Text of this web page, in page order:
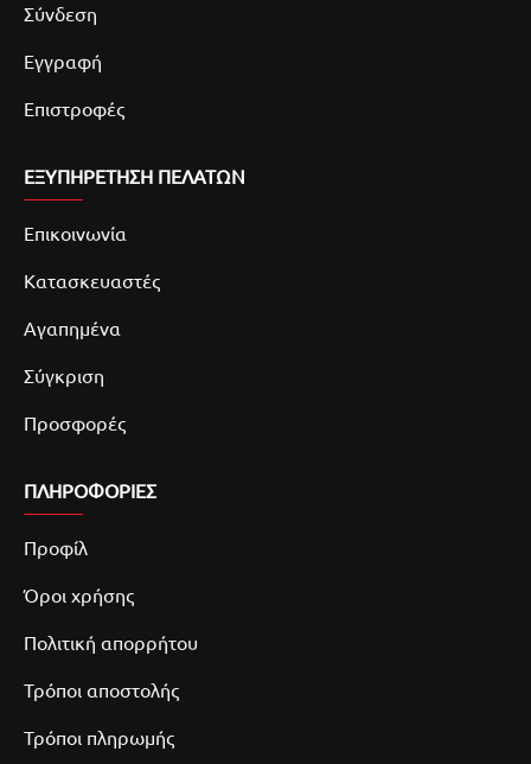
Σύνδεση
Εγγραφή
Επιστροφές
ΕΞΥΠΗΡΕΤΗΣΗ ΠΕΛΑΤΩΝ
Επικοινωνία
Κατασκευαστές
Αγαπημένα
Σύγκριση
Προσφορές
ΠΛΗΡΟΦΟΡΙΕΣ
Προφίλ
Όροι χρήσης
Πολιτική απορρήτου
Τρόποι αποστολής
Τρόποι πληρωμής